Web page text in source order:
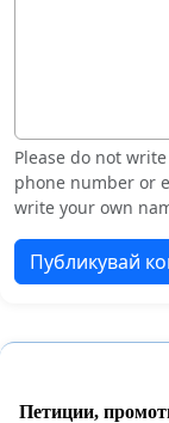
Please do not
phone number or
write your own
Публикувай
Петиции,